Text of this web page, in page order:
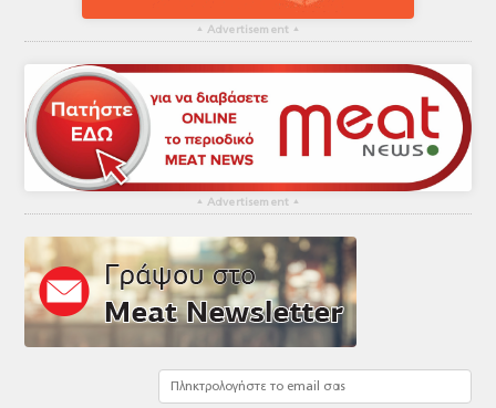
▴ Advertisement ▴
▴ Advertisement ▴